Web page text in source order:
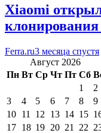
Xiaomi
клонирования
Ferra.ru3 месяца спустя
Август 2026
Пн Вт Ср Чт Пт Сб
1
2
3
4 5 6 7 8
9
10 11 12 13 14 15
17 18 19 20 21 22